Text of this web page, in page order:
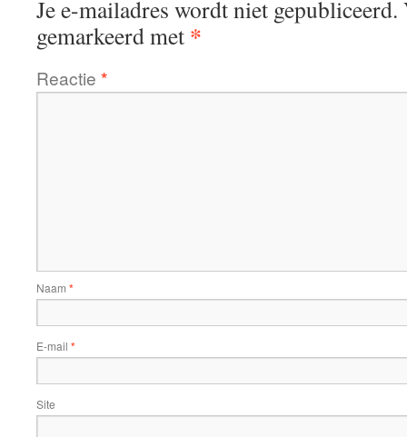
Je e-mailadres wordt niet gepubliceerd.
gemarkeerd met *
Reactie *
Naam *
E-mail *
Site